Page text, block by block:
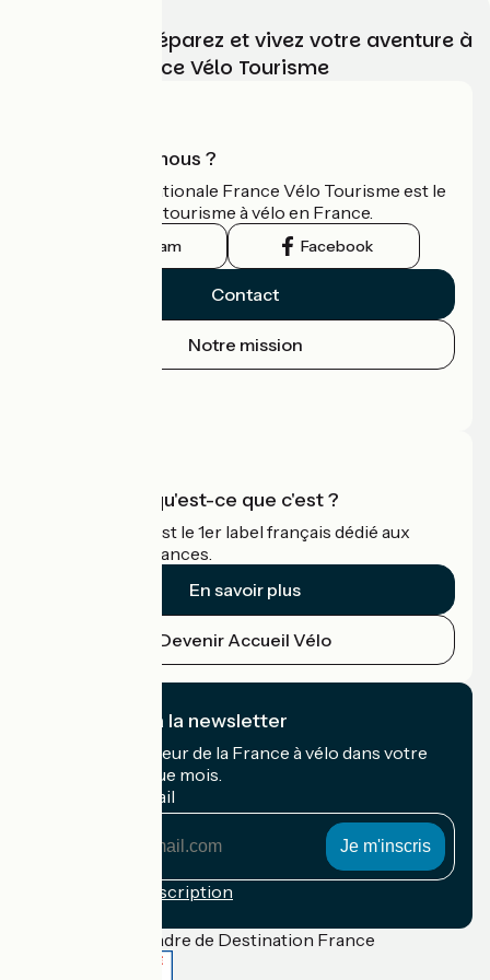
Choisissez, préparez et vivez votre aventure à
vélo avec France Vélo Tourisme
Qui sommes-nous ?
L'association nationale France Vélo Tourisme est le
guide officiel du tourisme à vélo en France.
Instagram Facebook
Contact
Notre mission
Accueil Vélo qu'est-ce que c'est ?
Accueil Vélo c'est le 1er label français dédié aux
cyclistes en vacances.
En savoir plus
Devenir Accueil Vélo
Je m'abonne à la newsletter
Recevez le meilleur de la France à vélo dans votre
boîte mail chaque mois.
Mon adresse mail
Conditions d'inscription
Financé dans le cadre de Destination France